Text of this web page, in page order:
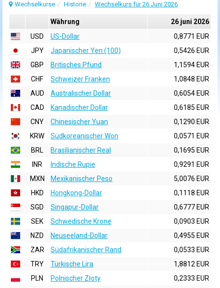
Wechselkurse Historie Wechselkurs für 26 Juni 2026
Währung
26 juni 2026
USD
US-Dollar
0,8771 EUR
JPY
Japanischer Yen (100)
0,5426 EUR
GBP
Britisches Pfund
1,1594 EUR
CHF
Schweizer Franken
1,0848 EUR
AUD
Australischer Dollar
0,6054 EUR
CAD
Kanadischer Dollar
0,6185 EUR
CNY
Chinesischer Yuan
0,1290 EUR
KRW
Südkoreanischer Won
0,0571 EUR
BRL
Brasilianischer Real
0,1695 EUR
INR
Indische Rupie
0,9291 EUR
MXN
Mexikanischer Peso
5,0076 EUR
HKD
Hongkong-Dollar
0,1118 EUR
SGD
Singapur-Dollar
0,6777 EUR
SEK
Schwedische Krone
0,0903 EUR
NZD
Neuseeland-Dollar
0,4955 EUR
ZAR
Südafrikanischer Rand
0,0533 EUR
TRY
Türkische Lira
1,8812 EUR
PLN
Polnischer Złoty
0,2333 EUR